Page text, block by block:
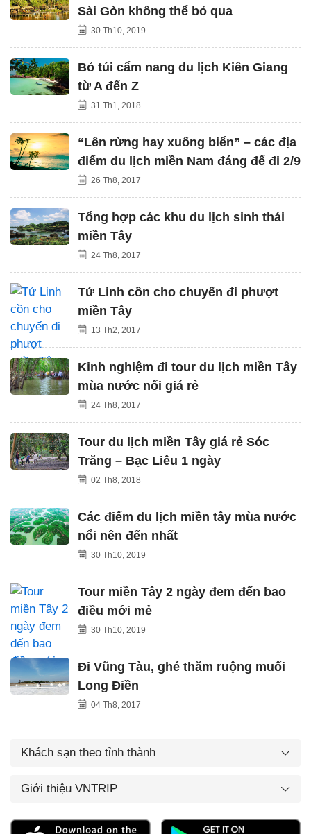
Sài Gòn không thể bỏ qua
30 Th10, 2019
Bỏ túi cẩm nang du lịch Kiên Giang
từ A đến Z
31 Th1, 2018
“Lên rừng hay xuống biển” – các địa
điểm du lịch miền Nam đáng để đi 2/9
26 Th8, 2017
Tổng hợp các khu du lịch sinh thái
miền Tây
24 Th8, 2017
Tứ Linh cồn cho chuyến đi phượt
miền Tây
13 Th2, 2017
Kinh nghiệm đi tour du lịch miền Tây
mùa nước nổi giá rẻ
24 Th8, 2017
Tour du lịch miền Tây giá rẻ Sóc
Trăng – Bạc Liêu 1 ngày
02 Th8, 2018
Các điểm du lịch miền tây mùa nước
nổi nên đến nhất
30 Th10, 2019
Tour miền Tây 2 ngày đem đến bao
điều mới mẻ
30 Th10, 2019
Đi Vũng Tàu, ghé thăm ruộng muối
Long Điền
04 Th8, 2017
Khách sạn theo tỉnh thành
Giới thiệu VNTRIP